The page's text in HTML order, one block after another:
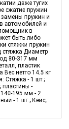
даже тугих
сжатие пружин
замены пружин и
автомобилей и
в
быть либо
стяжки пружин
стяжка Диаметр
80-317 мм
пластик
нетто 14.5 кг
Стяжка - 1 шт.;
пластины -
195 мм - 2
- 1 шт.; Кейс;